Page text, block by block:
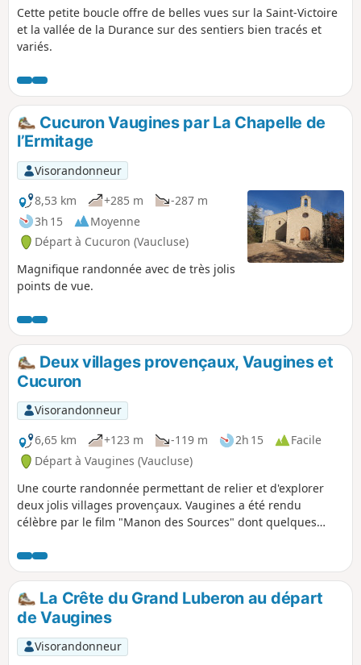
Cette petite boucle offre de belles vues sur la Saint-Victoire
et la vallée de la Durance sur des sentiers bien tracés et
variés.
Cucuron Vaugines par La Chapelle de
l’Ermitage
Visorandonneur
8,53 km
+285 m
-287 m
3h 15
Moyenne
Départ à Cucuron (Vaucluse)
Magnifique randonnée avec de très jolis
points de vue.
Deux villages provençaux, Vaugines et
Cucuron
Visorandonneur
6,65 km
+123 m -119 m 2h 15
Facile
Départ à Vaugines (Vaucluse)
Une courte randonnée permettant de relier et d'explorer
deux jolis villages provençaux. Vaugines a été rendu
célèbre par le film "Manon des Sources" dont quelques
platanes centenaires. Cucuron, considéré comme l'un des
plus beaux villages de Provence, a gardé un très beau
patrimoine ancien, bâti sur deux mamelons surmontés de
donjons.La Crête du Grand Luberon au départ
de Vaugines
Visorandonneur